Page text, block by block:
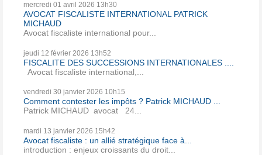
mercredi 01 avril 2026 13h30
AVOCAT FISCALISTE INTERNATIONAL PATRICK
MICHAUD
Avocat fiscaliste international pour...
jeudi 12 février 2026 13h52
FISCALITE DES SUCCESSIONS INTERNATIONALES ....
Avocat fiscaliste international,...
vendredi 30 janvier 2026 10h15
Comment contester les impôts ? Patrick MICHAUD ...
Patrick MICHAUD avocat 24...
mardi 13 janvier 2026 15h42
Avocat fiscaliste : un allié stratégique face à...
introduction : enjeux croissants du droit...